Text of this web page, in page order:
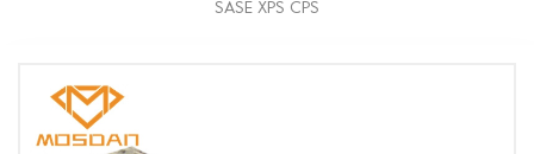
SASE XPS CPS